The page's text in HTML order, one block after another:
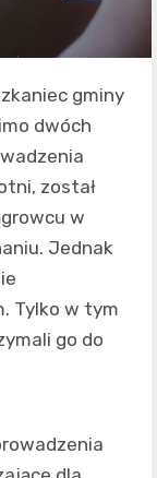
gminy
dwóch
został
w
Jednak
Tylko w tym
go do